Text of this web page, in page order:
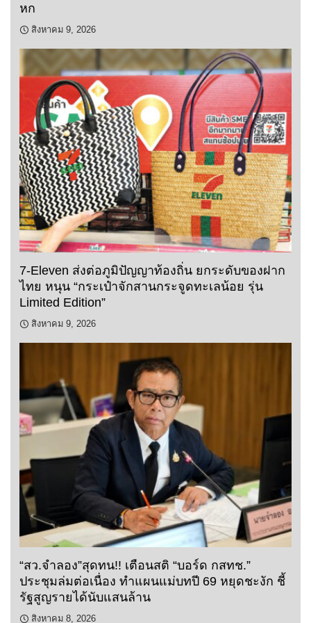
หก
สิงหาคม 9, 2026
7-Eleven ส่งต่อภูมิปัญญาท้องถิ่น ยกระดับของฝาก
ไทย หนุน “กระเป๋าจักสานกระจูดทะเลน้อย รุ่น
Limited Edition”
สิงหาคม 9, 2026
“สว.จำลอง”สุดทน!! เตือนสติ “บอร์ด กสทช.”
ประชุมล่มต่อเนื่อง ทำแผนแม่บทปี 69 หยุดชะงัก ชี้
รัฐสูญรายได้นับแสนล้าน
สิงหาคม 8, 2026